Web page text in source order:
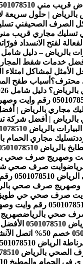
| حلول سريعة
فني
لفتح الانسداد فورًا
بالرياض – دليل
أفضل خدمات شفط
لمشاكل امتلاء
محترف؟ أسباب طفح
دليل شامل 2026
مجاري بالرياض | أفضل
| أفضل شركة تسليك
0501078510 اتصل الآن خصم 50% لا تتردد
تسليك مجاري الحمام بالرياض
اتصل الآن خصم 50% لا تتردد
صحي بالرياض
شركة
خصم 50% اتصل الآن
0501078510 اتصل الآن خصم 50% لا تتردد
0501078510 اتصل الآن خصم 50% لا تتردد